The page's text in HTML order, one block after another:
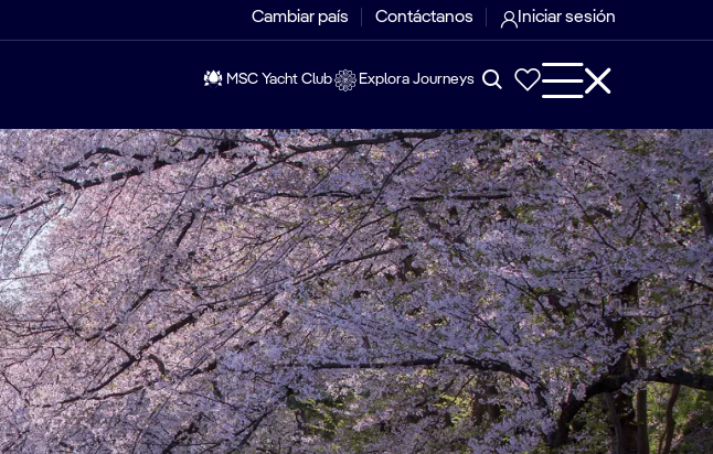
Cambiar país Contáctanos Iniciar sesión
MSC Yacht Club Explora Journeys